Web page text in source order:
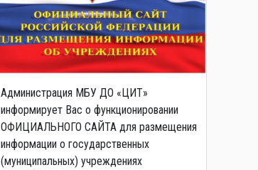
Администрация МБУ ДО «ЦИТ»
информирует Вас о функционировании
ОФИЦИАЛЬНОГО САЙТА для размещения
информации о государственных
(муниципальных) учреждениях